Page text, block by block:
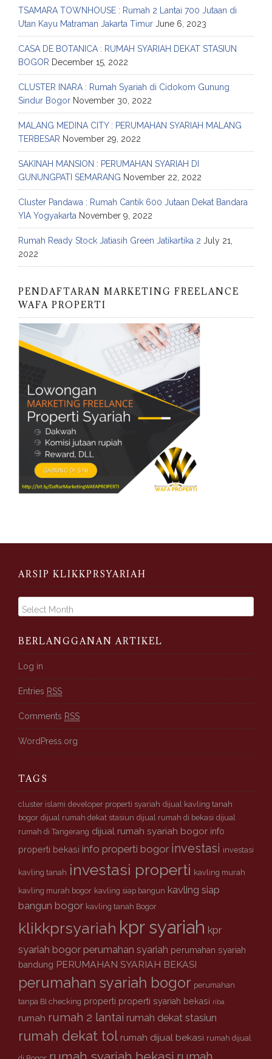
TSAMARA TOWNHOUSE : Rumah 2 Lantai 700 Jutaan di
Utan Kayu Matraman Jakarta Timur June 6, 2023
CASA DE BOTANICA : RUMAH SYARIAH DEKAT STASIUN
BOGOR December 15, 2022
CLUSTER INARA : Rumah Syariah di Cidokom Gunung
Sindur Bogor November 30, 2022
MALANG MEDINA CITY : PERUMAHAN SYARIAH MALANG
TERBESAR November 29, 2022
SAKINAH MANSION : PERUMAHAN SYARIAH DI
GUNUNGPATI SEMARANG November 22, 2022
Cluster Pandawa : Rumah Cantik 600 Jutaan Dekat Bandara
YIA Yogyakarta November 9, 2022
Rumah Ready Stock Jatiasih Green Jatikartika 2 July 21,
2022
PENDAFTARAN MARKETING FREELANCE
WAFA PROPERTI
ARSIP KLIKKPRSYARIAH
A
i
p
K
l
i
k
k
p
r
y
i
BERLANGGANAN ARTIKEL
Log in
Entries RSS
Comments RSS
WordPress.org
TAGS
cluster islami developer properti syariah dijual kavling tanah
bogor dijual rumah dekat stasiun dijual rumah di bekasi dijual
rumah di Tangerang dijual rumah syariah bogor info
properti bekasi info properti bogor investasi investasi
kavling tanah investasi properti kavling murah
kavling murah bogor kavling siap bangun kavling siap
bangun bogor kavling tanah Bogor
klikkprsyariah kpr syariah kpr
syariah bogor perumahan syariah perumahan syariah
bandung PERUMAHAN SYARIAH BEKASI
perumahan syariah bogor perumahan
tanpa BI checking properti properti syariah bekasi riba
rumah rumah 2 lantai rumah dekat stasiun
rumah dekat tol rumah dijual bekasi rumah dijual